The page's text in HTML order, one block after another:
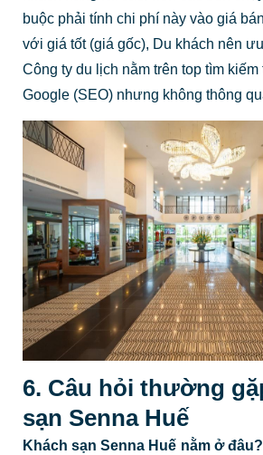
buộc phải tính chi phí này vào giá
với giá tốt (giá gốc), Du khách nên
Công ty du lịch nằm trên top tìm
Google (SEO) nhưng không thông
6. Câu hỏi thường
sạn Senna Huế
Khách sạn Senna Huế nằm ở đâu?